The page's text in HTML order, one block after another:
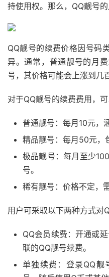
持使用权。那么，QQ靓号
QQ靓号的续费价格因号码
异。通常，普通靓号的月
号，其价格可能会上涨到几
对于QQ靓号的续费费用，
普通靓号：每月10元，
精品靓号：每月50元，
极品靓号：每月至少
号。
稀有靓号：价格不定，
用户可采取以下两种方式对
QQ会员续费：开通或
联的QQ靓号续费。
单独续费：登录QQ靓